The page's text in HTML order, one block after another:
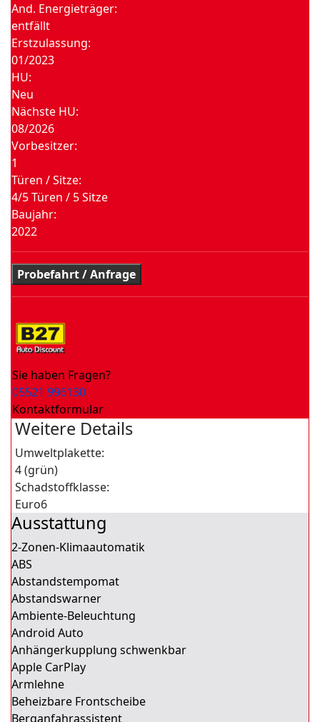
And. Energieträger:
entfällt
Erstzulassung:
01/2023
HU:
Neu
Nächste HU:
08/2026
Vorbesitzer:
1
Türen / Sitze:
4/5 Türen / 5 Sitze
Baujahr:
2022
Probefahrt / Anfrage
Sie haben Fragen?
05521 996130
Kontaktformular
Weitere Details
Umweltplakette:
4 (grün)
Schadstoffklasse:
Euro6
Ausstattung
2-Zonen-Klimaautomatik
ABS
Abstandstempomat
Abstandswarner
Ambiente-Beleuchtung
Android Auto
Anhängerkupplung schwenkbar
Apple CarPlay
Armlehne
Beheizbare Frontscheibe
Berganfahrassistent